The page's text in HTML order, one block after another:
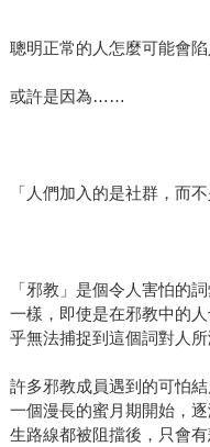
聰明正常的人怎麼可能會陷
或許是因為……
「人們加入的是社群，而不
「邪教」是個令人害怕的
一樣，即使是在邪教中的
乎無法捕捉到這個詞對人所
許多邪教成員遇到的可怕
一個漫長的蜜月期開始，
生路線都被阻擋後，只會有